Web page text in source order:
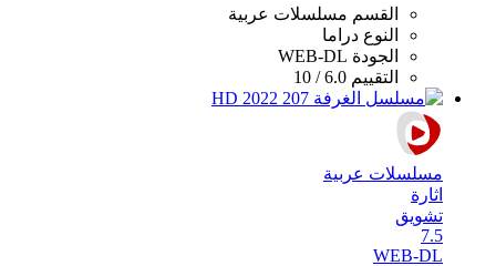
القسم مسلسلات عربية
النوع دراما
الجودة WEB-DL
التقييم 6.0 / 10
مسلسلات عربية
اثارة
تشويق
7.5
WEB-DL